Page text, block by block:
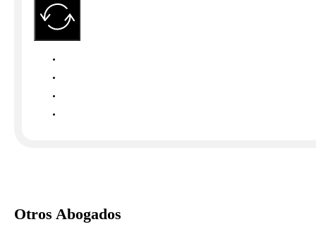
Otros Abogados